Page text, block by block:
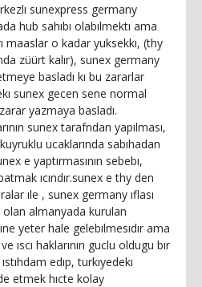
sunexpress germany
hub sahıbı olabılmektı ama
maaslar o kadar yuksekkı, (thy
züürt kalır), sunex germany
basladı kı bu zararlar
sunex gecen sene normal
yazmaya basladı.
sunex tarafndan yapılması,
ucaklarında sabıhadan
e yaptırmasının sebebı,
ıcındır.sunex e thy den
ıle , sunex germany ıflası
olan almanyada kurulan
yeter hale gelebılmesıdır ama
ıscı haklarının guclu oldugu bır
edıp, turkıyedekı
etmek hıcte kolay